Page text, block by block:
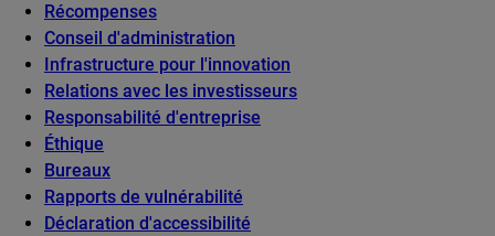
Récompenses
Conseil d'administration
Infrastructure pour l'innovation
Relations avec les investisseurs
Responsabilité d'entreprise
Éthique
Bureaux
Rapports de vulnérabilité
Déclaration d'accessibilité